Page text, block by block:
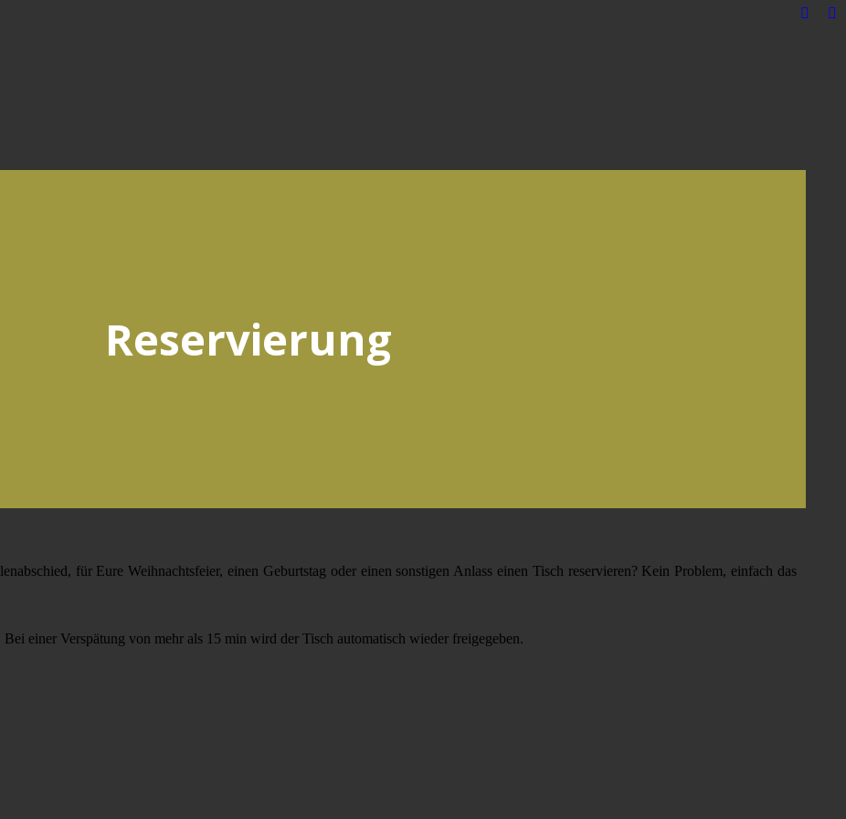
Reservierung
für Eure Weihnachtsfeier, einen Geburtstag oder einen sonstigen Anlass einen Tisch reservieren? Kein Problem, einfach das
einer Verspätung von mehr als 15 min wird der Tisch automatisch wieder freigegeben.